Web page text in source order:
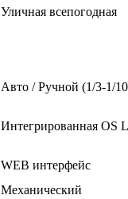
Уличная всепогодная
Авто / Ручной (1/3-1/
Интегрированная OS
WEB интерфейс
Механический